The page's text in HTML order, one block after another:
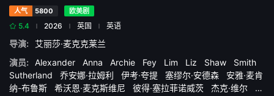
人气 5800 欧美剧
5.4 2026 英国 英语
导演:
艾丽莎·麦克克莱兰
演员:
Alexander Anna Archie Fey Lim Liz Shaw
Smith
Sutherland
乔安娜·拉姆利 伊考·夸提 塞缪尔·安德森
安雅·麦肯
纳-布鲁斯
希沃恩·麦克斯维尼 彼得·塞拉菲诺威茨 杰克·维尔
罗